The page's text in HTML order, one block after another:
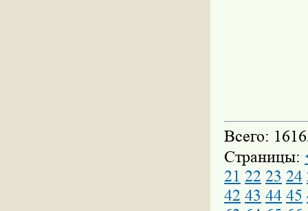
Всего:
Страницы:
21 22 23 24
42 43 44 45